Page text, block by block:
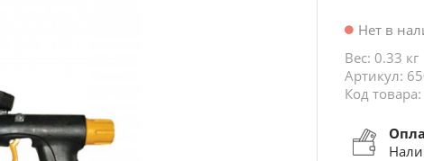
Нет в
Вес: 0.33 кг
Артикул:
Код